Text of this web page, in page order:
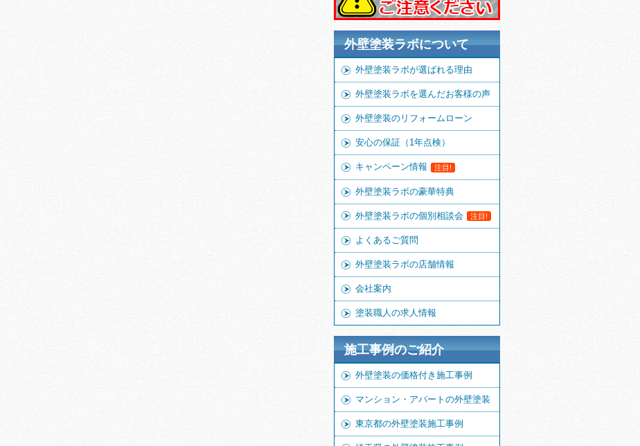
外壁塗装ラボについて
外壁塗装ラボが選ばれる理由
外壁塗装ラボを選んだお客様の声
外壁塗装のリフォームローン
安心の保証（1年点検）
キャンペーン情報 注目!
外壁塗装ラボの豪華特典
外壁塗装ラボの個別相談会 注目!
よくあるご質問
外壁塗装ラボの店舗情報
会社案内
塗装職人の求人情報
施工事例のご紹介
外壁塗装の価格付き施工事例
マンション・アパートの外壁塗装
東京都の外壁塗装施工事例